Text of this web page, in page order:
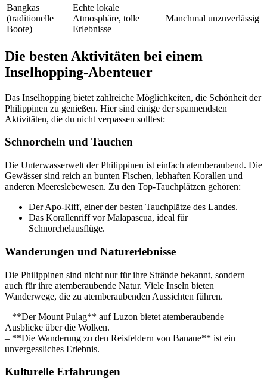
Bangkas
(traditionelle
Boote)
Echte lokale
Atmosphäre, tolle
Erlebnisse
Manchmal unzuverlässig
Die besten Aktivitäten bei einem
Inselhopping-Abenteuer
Das Inselhopping bietet zahlreiche Möglichkeiten, die Schönheit der
Philippinen zu genießen. Hier sind einige der spannendsten
Aktivitäten, die du nicht verpassen solltest:
Schnorcheln und Tauchen
Die Unterwasserwelt der Philippinen ist einfach atemberaubend. Die
Gewässer sind reich an bunten Fischen, lebhaften Korallen und
anderen Meereslebewesen. Zu den Top-Tauchplätzen gehören:
Der Apo-Riff, einer der besten Tauchplätze des Landes.
Das Korallenriff vor Malapascua, ideal für
Schnorchelausflüge.
Wanderungen und Naturerlebnisse
Die Philippinen sind nicht nur für ihre Strände bekannt, sondern
auch für ihre atemberaubende Natur. Viele Inseln bieten
Wanderwege, die zu atemberaubenden Aussichten führen.
– **Der Mount Pulag** auf Luzon bietet atemberaubende
Ausblicke über die Wolken.
– **Die Wanderung zu den Reisfeldern von Banaue** ist ein
unvergessliches Erlebnis.
Kulturelle Erfahrungen